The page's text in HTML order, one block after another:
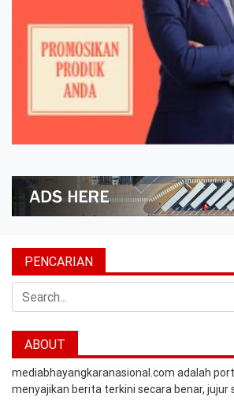
PENCARIAN
Search
ABOUT
mediabhayangkaranasional.com adalah
menyajikan berita terkini secara benar, jujur